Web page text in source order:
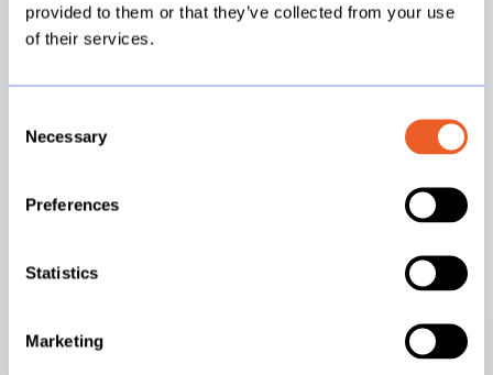
provided to them or that they’ve collected from your use
of their services.
Selection
Necessary
Preferences
Statistics
Marketing
antwoorden geeft wanneer ze nodig zijn
Platform
Whitepaper: